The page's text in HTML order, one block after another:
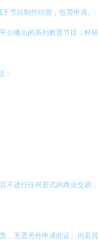
节目制作经营，也需申请。
台播出的系列教育节目；科
：
进行任何形式的商业交易
，无需另外申请此证。但